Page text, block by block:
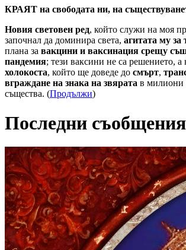
КРАЯТ на свободата ни, на
Новия световен ред, който служи на моя
започнал да доминира света, агитата му за
плана за вакцини и ваксинация срещу
пандемия; тези ваксини не са решението, а
холокоста, който ще доведе до смърт,
вграждане на знака на звярата в милиони
същества. (Продължи)
Последни съобщения